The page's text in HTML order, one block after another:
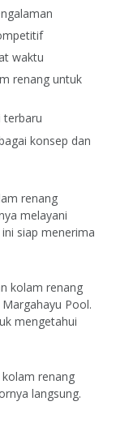
waktu
renang untuk
terbaru
konsep dan
renang
melayani
siap menerima
kolam renang
Pool.
mengetahui
renang
langsung.